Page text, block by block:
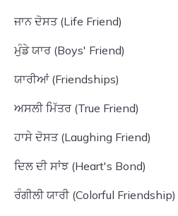
ਜਾਨ ਦੋਸਤ (Life Friend)
ਮੁੰਡੇ ਯਾਰ (Boys' Friend)
ਯਾਰੀਆਂ (Friendships)
ਅਸਲੀ ਮਿੱਤਰ (True Friend)
ਹਾਸੇ ਦੋਸਤ (Laughing Friend)
ਦਿਲ ਦੀ ਸਾਂਝ (Heart's Bond)
ਰੰਗੀਲੀ ਯਾਰੀ (Colorful Friendship)